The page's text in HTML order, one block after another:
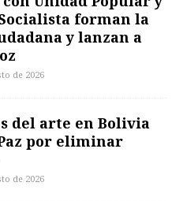
forman la
y lanzan a
de 2026
del arte en Bolivia
por eliminar
de 2026